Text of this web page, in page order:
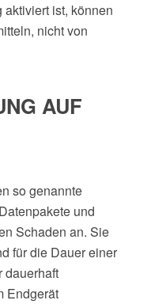
aktiviert ist, können
nicht von
AUF
so genannte
und
Schaden an. Sie
für die Dauer einer
dauerhaft
Endgerät